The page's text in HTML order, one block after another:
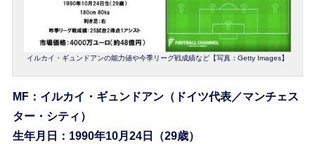
イルカイ・ギュンドアンの能力値や今季リーグ戦成績など【写真：Getty Images】
MF：イルカイ・ギュンドアン（ドイツ代表／マンチェス
ター・シティ）
生年月日：1990年10月24日（29歳）